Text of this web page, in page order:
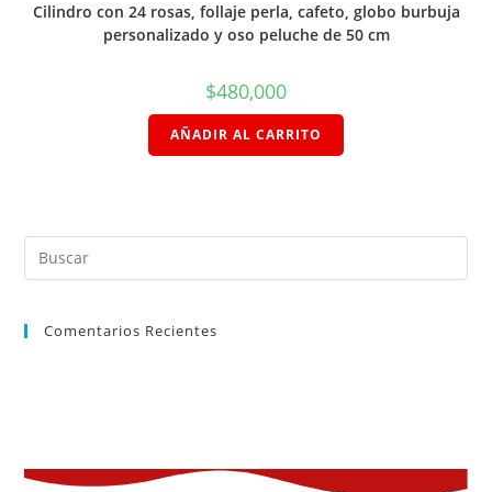
Cilindro con 24 rosas, follaje perla, cafeto, globo burbuja
personalizado y oso peluche de 50 cm
$480,000
AÑADIR AL CARRITO
Comentarios Recientes